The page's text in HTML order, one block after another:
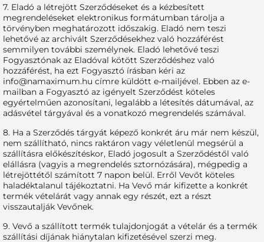
7. Eladó a létrejött Szerződéseket és a kézbesített
megrendeléseket elektronikus formátumban tárolja a
törvényben meghatározott időszakig. Eladó nem teszi
lehetővé az archivált Szerződésekhez való hozzáférést
semmilyen további személynek. Eladó lehetővé teszi
Fogyasztónak az Eladóval kötött Szerződéshez való
hozzáférést, ha ezt Fogyasztó írásban kéri az
info@namaximum.hu címre küldött e-mailjével. Ebben az e-
mailban a Fogyasztó az igényelt Szerződést köteles
egyértelműen azonosítani, legalább a létesítés dátumával, az
adásvétel tárgyával és a vonatkozó megrendelés számával.
8. Ha a Szerződés tárgyát képező konkrét áru már nem készül,
nem szállítható, nincs raktáron vagy véletlenül megsérül a
szállításra előkészítéskor, Eladó jogosult a Szerződéstől való
elállásra (vagyis a megrendelés sztornózására), mégpedig a
létrejöttétől számított 7 napon belül. Erről Vevőt köteles
haladéktalanul tájékoztatni. Ha Vevő már kifizette a konkrét
termék vételárát vagy annak egy részét, ezt a részt
visszautalják Vevőnek.
9. Vevő a szállított termék tulajdonjogát a vételár és a termék
szállítási díjának hiánytalan kifizetésével szerzi meg.